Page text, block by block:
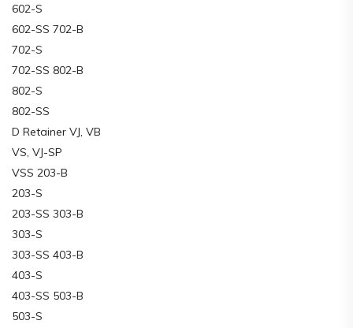
602-S
602-SS 702-B
702-S
702-SS 802-B
802-S
802-SS
D Retainer VJ, VB
VS, VJ-SP
VSS 203-B
203-S
203-SS 303-B
303-S
303-SS 403-B
403-S
403-SS 503-B
503-S